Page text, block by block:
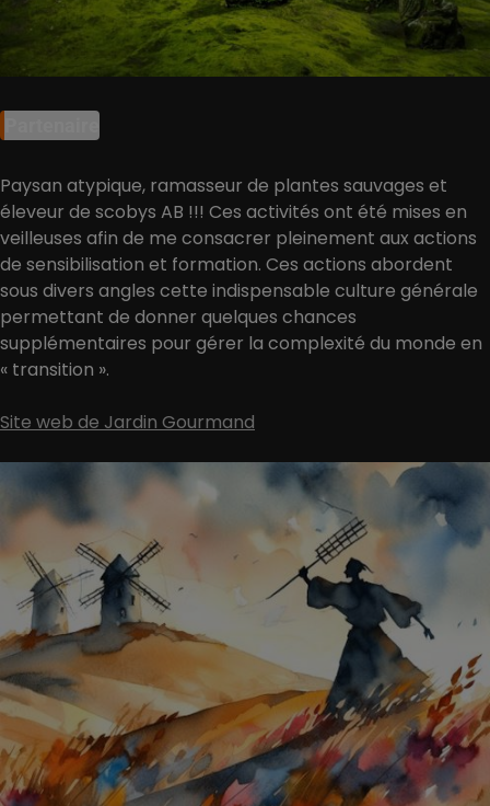
Paysan atypique, ramasseur de plantes sauvages et
éleveur de scobys AB !!! Ces activités ont été mises en
veilleuses afin de me consacrer pleinement aux actions
de sensibilisation et formation. Ces actions abordent
sous divers angles cette indispensable culture générale
permettant de donner quelques chances
supplémentaires pour gérer la complexité du monde en
« transition ».
Site web de Jardin Gourmand